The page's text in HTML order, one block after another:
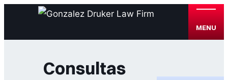
Consultas
MENU